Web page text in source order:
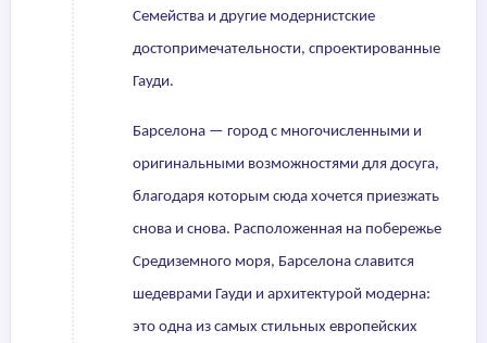
Семейства и другие модернистские
достопримечательности, спроектированные
Гауди.
Барселона — город с многочисленными и
оригинальными возможностями для досуга,
благодаря которым сюда хочется приезжать
снова и снова. Расположенная на побережье
Средиземного моря, Барселона славится
шедеврами Гауди и архитектурой модерна:
это одна из самых стильных европейских